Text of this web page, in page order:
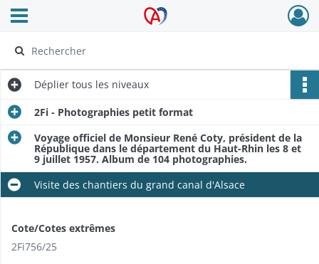
Archives Alsace - Colmar
Ouvrir le menu déroulant
Déplier tous les niveaux
2Fi - Photographies petit format
Voyage officiel de Monsieur René Coty, président de la
République dans le département du Haut-Rhin les 8 et
9 juillet 1957. Album de 104 photographies.
Visite des chantiers du grand canal d'Alsace
Cote/Cotes extrêmes
2Fi756/25